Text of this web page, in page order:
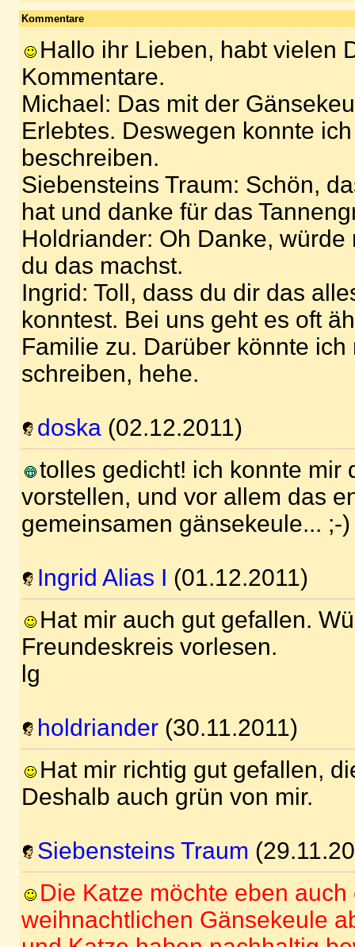
Kommentare
Hallo ihr Lieben, habt vielen
Kommentare.
Michael: Das mit der
Erlebtes. Deswegen konnte
beschreiben.
Siebensteins Traum: Schön,
hat und danke für das
Holdriander: Oh Danke,
du das machst.
Ingrid: Toll, dass du dir das
konntest. Bei uns geht es oft
Familie zu. Darüber könnte
schreiben, hehe.
doska (02.12.2011)
tolles gedicht! ich konnte mir
vorstellen, und vor allem das
gemeinsamen gänsekeule... ;-)
Ingrid Alias I (01.12.2011)
Hat mir auch gut gefallen.
Freundeskreis vorlesen.
lg
holdriander (30.11.2011)
Hat mir richtig gut gefallen,
Deshalb auch grün von mir.
Siebensteins Traum
Die Katze möchte eben
weihnachtlichen Gänsekeule